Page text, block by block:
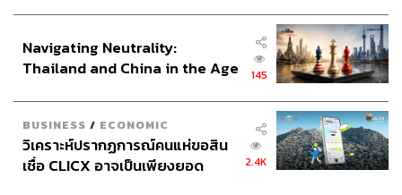
Navigating Neutrality:
Thailand and China in the Age
145
BUSINESS / ECONOMIC
วิเคราะห์ปรากฏการณ์คนแห่ขอสิน
เชื่อ CLICX อาจเป็นเพียงยอด
2.4K